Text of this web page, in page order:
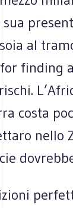
al
finding
costa
nello